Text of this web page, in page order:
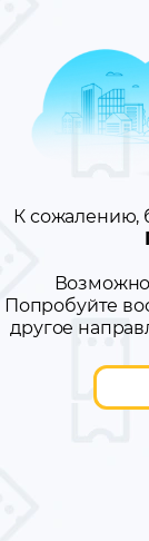
К сожалению,
Попробуйте
другое